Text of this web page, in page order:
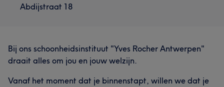
Abdijstraat 18
Bij ons schoonheidsinstituut "Yves Rocher Antwerpen"
draait alles om jou en jouw welzijn.
Vanaf het moment dat je binnenstapt, willen we dat je